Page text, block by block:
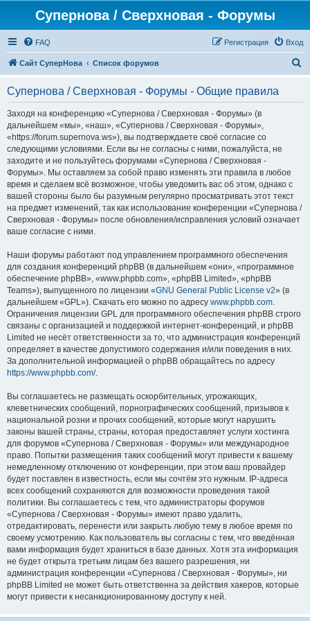
Супернова / Сверхновая - Форумы
FAQ Вход
Регистрация
Сайт СуперНова Список форумов
Супернова / Сверхновая - Форумы - Общие правила
Заходя на конференцию «Супернова / Сверхновая - Форумы» (в
дальнейшем «мы», «наш», «Супернова / Сверхновая - Форумы»,
«https://forum.supernova.ws»), вы подтверждаете своё согласие со
следующими условиями. Если вы не согласны с ними, пожалуйста, не
заходите и не пользуйтесь форумами «Супернова / Сверхновая -
Форумы». Мы оставляем за собой право изменять эти правила в любое
время и сделаем всё возможное, чтобы уведомить вас об этом, однако с
вашей стороны было бы разумным регулярно просматривать этот текст
на предмет изменений, так как использование конференции «Супернова /
Сверхновая - Форумы» после обновления/исправления условий означает
ваше согласие с ними.
Наши форумы работают под управлением программного обеспечения
для создания конференций phpBB (в дальнейшем «они», «программное
обеспечение phpBB», «www.phpbb.com», «phpBB Limited», «phpBB
Teams»), выпущенного по лицензии «GNU General Public License v2» (в
дальнейшем «GPL»). Скачать его можно по адресу www.phpbb.com.
Ограничения лицензии GPL для программного обеспечения phpBB строго
связаны с организацией и поддержкой интернет-конференций, и phpBB
Limited не несёт ответственности за то, что администрация конференций
определяет в качестве допустимого содержания и/или поведения в них.
За дополнительной информацией о phpBB обращайтесь по адресу
https://www.phpbb.com/.
Вы соглашаетесь не размещать оскорбительных, угрожающих,
клеветнических сообщений, порнографических сообщений, призывов к
национальной розни и прочих сообщений, которые могут нарушить
законы вашей страны, страны, которая предоставляет услуги хостинга
для форумов «Супернова / Сверхновая - Форумы» или международное
право. Попытки размещения таких сообщений могут привести к вашему
немедленному отключению от конференции, при этом ваш провайдер
будет поставлен в известность, если мы сочтём это нужным. IP-адреса
всех сообщений сохраняются для возможности проведения такой
политики. Вы соглашаетесь с тем, что администраторы форумов
«Супернова / Сверхновая - Форумы» имеют право удалить,
отредактировать, перенести или закрыть любую тему в любое время по
своему усмотрению. Как пользователь вы согласны с тем, что введённая
вами информация будет храниться в базе данных. Хотя эта информация
не будет открыта третьим лицам без вашего разрешения, ни
администрация конференции «Супернова / Сверхновая - Форумы», ни
phpBB Limited не может быть ответственна за действия хакеров, которые
могут привести к несанкционированному доступу к ней.